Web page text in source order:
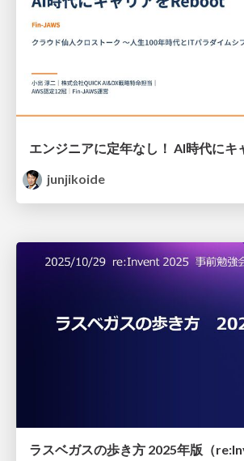
junjikoide